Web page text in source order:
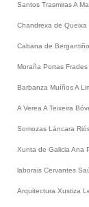
Santos TrasmirasA
Chandrexa de Queixa
Cabana de
Moraña Portas Frades
Barbanza MuíñosA
A Verea A Teixeira
Somozas Láncara
Xunta de Galicia Ana
laborais Cervantes
Arquitectura Xustiza